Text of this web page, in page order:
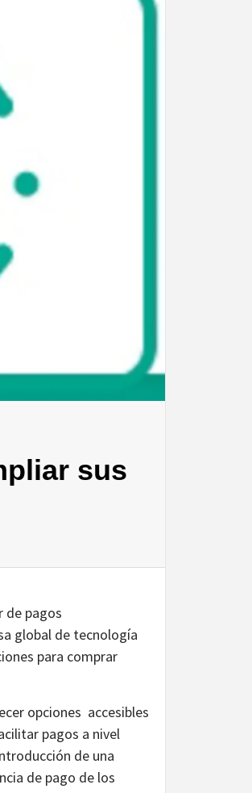
sus
de pagos
global de tecnología
para comprar
opciones accesibles
pagos a nivel
de una
de pago de los